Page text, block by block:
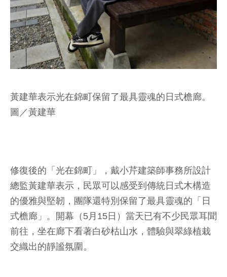
黃建華表示光在錦町保留了最具靈魂的日式檐廊。
圖／黃建華
修復後的「光在錦町」，戴小芹建築師事務所設計
總監黃建華表示，民眾可以感受到傳統日式木構造
的優雅與堅韌，團隊還特別保留了最具靈魂的「日
式檐廊」。開幕（5月15日）當天已有不少民眾耳聞
前往，坐在廊下看著白砂枯山水，體驗與翠綠植栽
交織出的靜謐氛圍。